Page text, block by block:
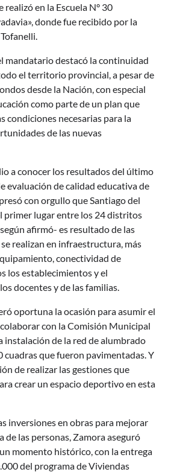
realizó en la Escuela N° 30
donde fue recibido por la
mandatario destacó la continuidad
el territorio provincial, a pesar de
desde la Nación, con especial
como parte de un plan que
condiciones necesarias para la
de las nuevas
a conocer los resultados del último
evaluación de calidad educativa de
con orgullo que Santiago del
primer lugar entre los 24 distritos
afirmó- es resultado de las
realizan en infraestructura, más
conectividad de
los establecimientos y el
docentes y de las familias.
oportuna la ocasión para asumir el
con la Comisión Municipal
instalación de la red de alumbrado
cuadras que fueron pavimentadas. Y
de realizar las gestiones que
crear un espacio deportivo en esta
inversiones en obras para mejorar
de las personas, Zamora aseguró
momento histórico, con la entrega
del programa de Viviendas